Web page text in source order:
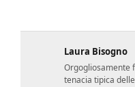
Laura Bisogno
Orgogliosamente
tenacia tipica